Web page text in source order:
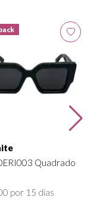
Quadrado
por 15 dias